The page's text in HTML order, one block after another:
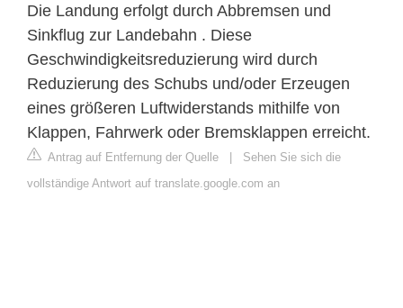
Die Landung erfolgt durch Abbremsen und
Sinkflug zur Landebahn . Diese
Geschwindigkeitsreduzierung wird durch
Reduzierung des Schubs und/oder Erzeugen
eines größeren Luftwiderstands mithilfe von
Klappen, Fahrwerk oder Bremsklappen erreicht.
Antrag auf Entfernung der Quelle | Sehen Sie sich die
vollständige Antwort auf translate.google.com an